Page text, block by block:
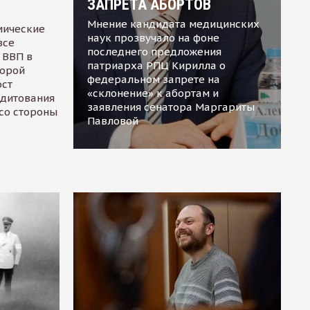
ВВП в
стороны
ЗАПРЕТА АБОРТОВ
Мнение кандидата медицинских
наук прозвучало на фоне
последнего предложения
патриарха РПЦ Кирилла о
федеральном запрете на
«склонение» к абортам и
заявления сенатора Маргариты
Павловой